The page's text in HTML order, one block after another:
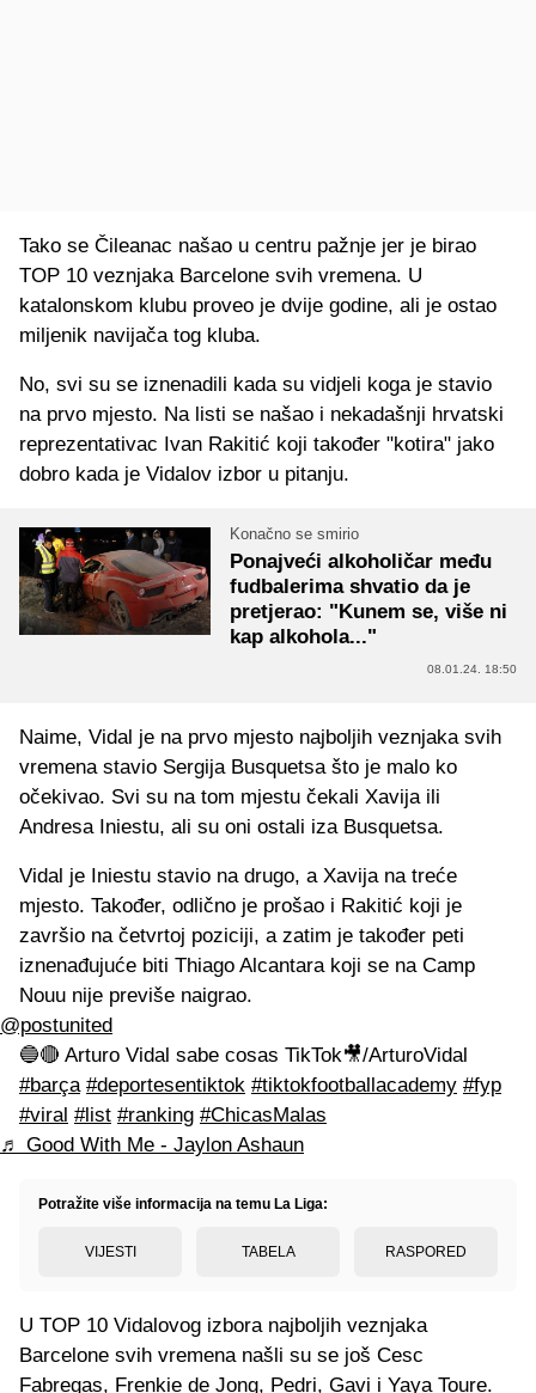
Tako se Čileanac našao u centru pažnje jer je birao
TOP 10 veznjaka Barcelone svih vremena. U
katalonskom klubu proveo je dvije godine, ali je ostao
miljenik navijača tog kluba.
No, svi su se iznenadili kada su vidjeli koga je stavio
na prvo mjesto. Na listi se našao i nekadašnji hrvatski
reprezentativac Ivan Rakitić koji također "kotira" jako
dobro kada je Vidalov izbor u pitanju.
Konačno se smirio
Ponajveći alkoholičar među
fudbalerima shvatio da je
pretjerao: "Kunem se, više ni
kap alkohola..."
08.01.24. 18:50
Naime, Vidal je na prvo mjesto najboljih veznjaka svih
vremena stavio Sergija Busquetsa što je malo ko
očekivao. Svi su na tom mjestu čekali Xavija ili
Andresa Iniestu, ali su oni ostali iza Busquetsa.
Vidal je Iniestu stavio na drugo, a Xavija na treće
mjesto. Također, odlično je prošao i Rakitić koji je
završio na četvrtoj poziciji, a zatim je također peti
iznenađujuće biti Thiago Alcantara koji se na Camp
Nouu nije previše naigrao.
@postunited
🔵🔴 Arturo Vidal sabe cosas TikTok🎥/ArturoVidal
#barça #deportesentiktok #tiktokfootballacademy #fyp
#viral #list #ranking #ChicasMalas
♬ Good With Me - Jaylon Ashaun
Potražite više informacija na temu La Liga:
VIJESTI TABELA RASPORED
U TOP 10 Vidalovog izbora najboljih veznjaka
Barcelone svih vremena našli su se još Cesc
Fabregas, Frenkie de Jong, Pedri, Gavi i Yaya Toure.